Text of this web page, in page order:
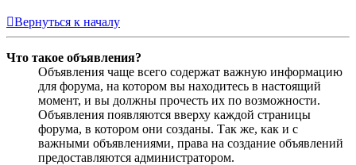
Вернуться к началу
Что такое объявления?
Объявления чаще всего содержат важную информацию
для форума, на котором вы находитесь в настоящий
момент, и вы должны прочесть их по возможности.
Объявления появляются вверху каждой страницы
форума, в котором они созданы. Так же, как и с
важными объявлениями, права на создание объявлений
предоставляются администратором.